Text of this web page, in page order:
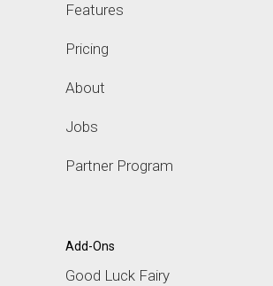
Features
Pricing
About
Jobs
Partner Program
Add-Ons
Good Luck Fairy